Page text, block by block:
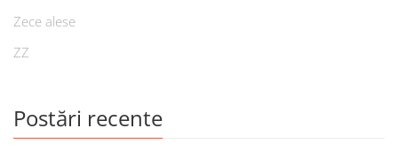
Zece alese
ZZ
Postări recente